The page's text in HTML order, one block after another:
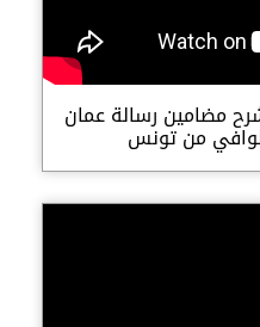
مضامين رسالة عمان